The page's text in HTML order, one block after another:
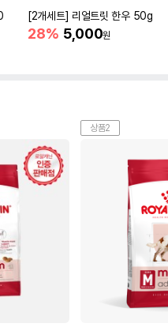
[2개세트] 리얼트릿 한우 50g
28% 5,000원
상품2